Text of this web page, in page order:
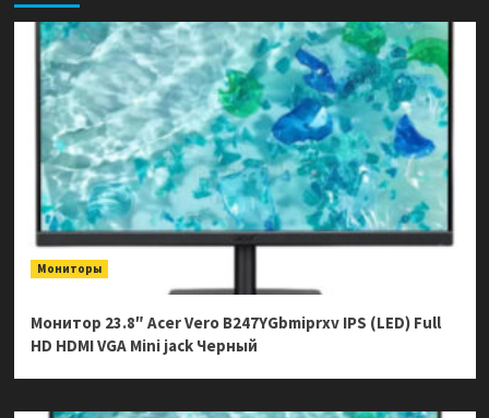
Мониторы
Монитор 23.8″ Acer Vero B247YGbmiprxv IPS (LED) Full
HD HDMI VGA Mini jack Черный